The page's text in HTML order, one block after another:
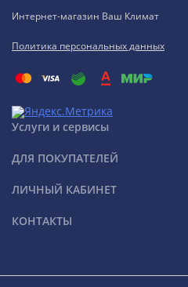
Интернет-магазин Ваш Климат
Политика персональных данных
Услуги и сервисы
ДЛЯ ПОКУПАТЕЛЕЙ
ЛИЧНЫЙ КАБИНЕТ
КОНТАКТЫ